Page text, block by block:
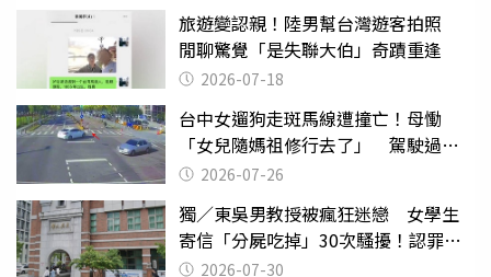
旅遊變認親！陸男幫台灣遊客拍照
閒聊驚覺「是失聯大伯」奇蹟重逢
2026-07-18
台中女遛狗走斑馬線遭撞亡！母慟
「女兒隨媽祖修行去了」 駕駛過失
致死判9月
2026-07-26
獨／東吳男教授被瘋狂迷戀 女學生
寄信「分屍吃掉」30次騷擾！認罪免
關 2026-07-30